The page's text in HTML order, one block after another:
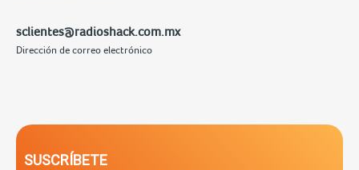
sclientes@radioshack.com.mx
Dirección de correo electrónico
SUSCRÍBETE